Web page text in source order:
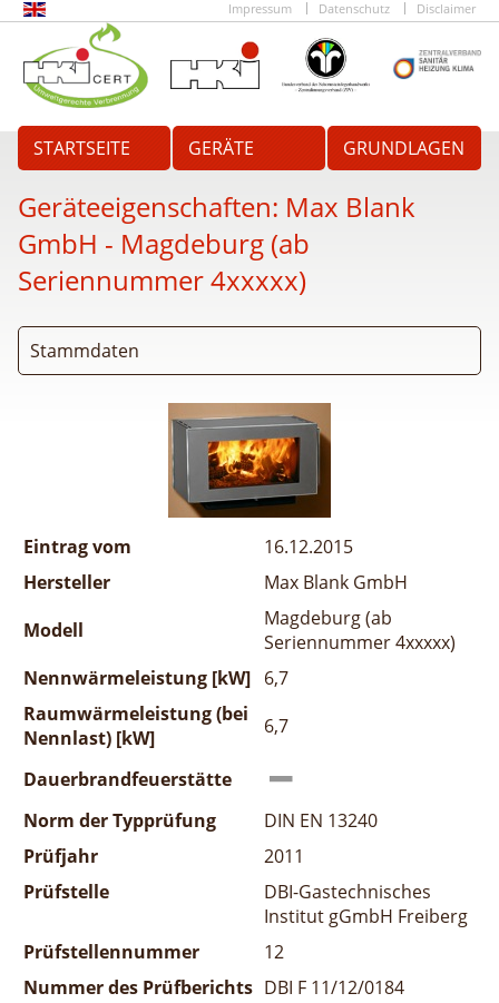
Impressum Datenschutz Disclaimer
STARTSEITE GERÄTE GRUNDLAGEN
Geräteeigenschaften: Max Blank
GmbH - Magdeburg (ab
Seriennummer 4xxxxx)
Stammdaten
Eintrag vom
16.12.2015
Hersteller
Max Blank GmbH
Modell
Magdeburg (ab
Seriennummer 4xxxxx)
Nennwärmeleistung [kW] 6,7
Raumwärmeleistung (bei
Nennlast) [kW]
6,7
Dauerbrandfeuerstätte
Norm der Typprüfung
DIN EN 13240
Prüfjahr
2011
Prüfstelle
DBI-Gastechnisches
Institut gGmbH Freiberg
Prüfstellennummer
12
Nummer des Prüfberichts DBI F 11/12/0184